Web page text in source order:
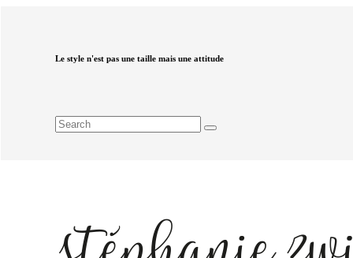
Le style n'est pas une taille mais une attitude